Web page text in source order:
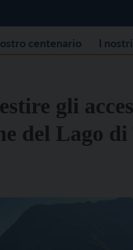
centenario I
gli
del Lago di